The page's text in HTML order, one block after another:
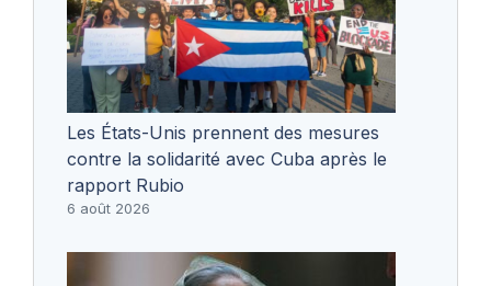
Les États-Unis prennent des mesures
contre la solidarité avec Cuba après le
rapport Rubio
6 août 2026